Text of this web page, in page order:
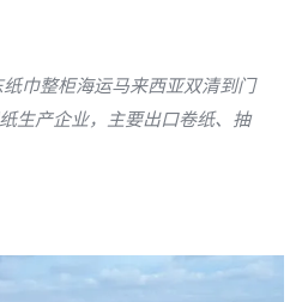
巾整柜海运马来西亚双清到门
生产企业，主要出口卷纸、抽